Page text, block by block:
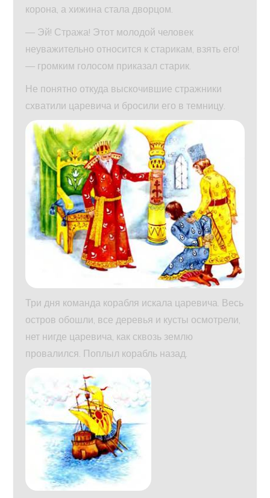
корона, а хижина стала дворцом.
— Эй! Стража! Этот молодой человек
неуважительно относится к старикам, взять его!
— громким голосом приказал старик.
Не понятно откуда выскочившие стражники
схватили царевича и бросили его в темницу.
Три дня команда корабля искала царевича. Весь
остров обошли, все деревья и кусты осмотрели,
нет нигде царевича, как сквозь землю
провалился. Поплыл корабль назад.